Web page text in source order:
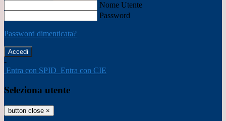
Nome Utente
Password
Password dimenticata?
-
Entra con SPID Entra con CIE
Seleziona utente
button close ×